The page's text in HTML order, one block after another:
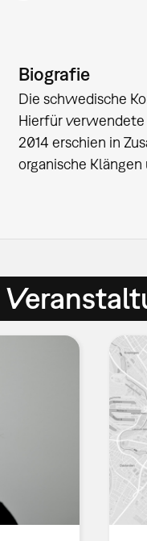
Biografie
Die schwedische
Hierfür verwendete
2014 erschien in
organische Klängen